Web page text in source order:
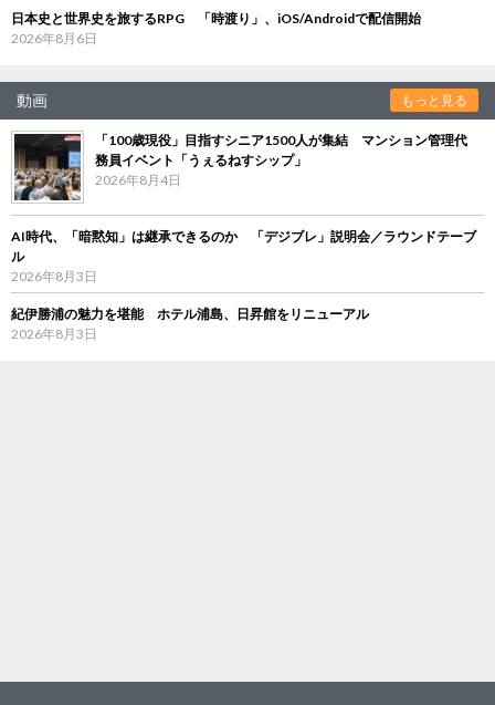
日本史と世界史を旅するRPG 「時渡り」、iOS/Androidで配信開始
2026年8月6日
動画 もっと見る
「100歳現役」目指すシニア1500人が集結 マンション管理代
務員イベント「うぇるねすシップ」
2026年8月4日
AI時代、「暗黙知」は継承できるのか 「デジブレ」説明会／ラウンドテーブ
ル
2026年8月3日
紀伊勝浦の魅力を堪能 ホテル浦島、日昇館をリニューアル
2026年8月3日